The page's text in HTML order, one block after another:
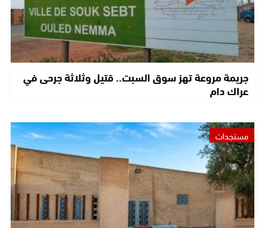
جريمة مروعة تهز سوق السبت.. قتيل وثلاثة جرحى في
عراك دام
مستجدات